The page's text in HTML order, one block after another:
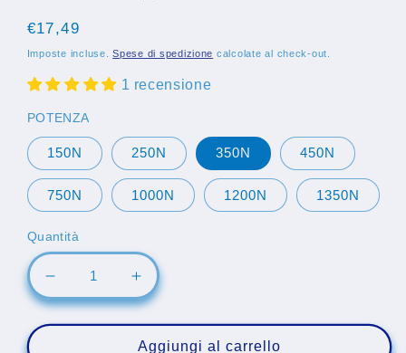
Prezzo
di
€17,49
Imposte incluse.Spese di spedizione calcolate al check-out.
1 recensione
POTENZA
150N 250N 350N 450N
750N 1000N 1200N 1350N
Quantità
Diminuisci
quantità
per
Aumenta
quantità
per
Pistone
Aggiungi al carrello